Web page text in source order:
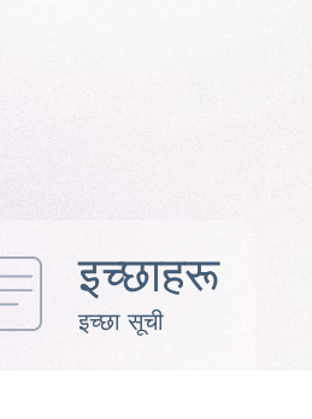
इच्छाहरू
इच्छा सूची